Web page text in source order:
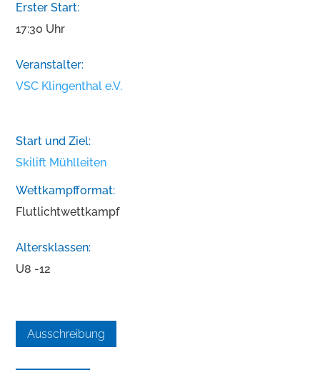
Erster Start:
17:30 Uhr
Veranstalter:
VSC Klingenthal e.V.
Start und Ziel:
Skilift Mühlleiten
Wettkampfformat:
Flutlichtwettkampf
Altersklassen:
U8 -12
Ausschreibung